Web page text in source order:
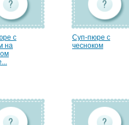
с
на
Суп-пюре с
чесноком